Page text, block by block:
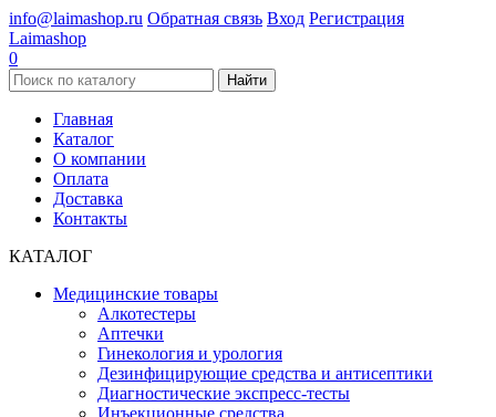
info@laimashop.ru Обратная связь Вход Регистрация
Laimashop
0
Найти
Главная
Каталог
О компании
Оплата
Доставка
Контакты
КАТАЛОГ
Медицинские товары
Алкотестеры
Аптечки
Гинекология и урология
Дезинфицирующие средства и антисептики
Диагностические экспресс-тесты
Инъекционные средства